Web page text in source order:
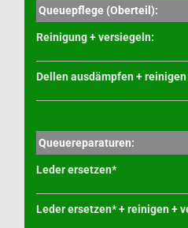
Queuepflege (Oberteil):
Reinigung + versiegeln:
Dellen ausdämpfen +
Queuereparaturen:
Leder ersetzen*
Leder ersetzen* + reinigen +